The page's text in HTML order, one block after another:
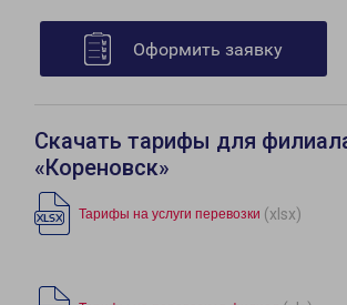
Оформить заявку
Скачать тарифы для
«Кореновск»
Тарифы на услуги перевозки (xlsx)